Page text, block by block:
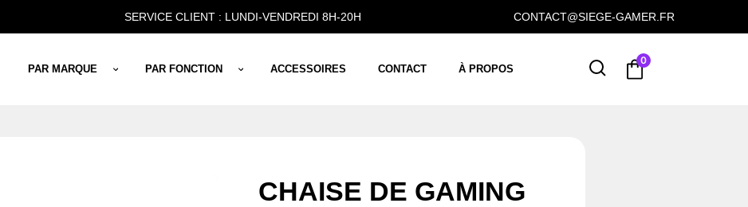
SERVICE CLIENT : LUNDI-VENDREDI 8H-20H CONTACT@SIEGE-GAMER.FR
PAR MARQUE PAR FONCTION ACCESSOIRES CONTACT À PROPOS
0
CHAISE DE GAMING